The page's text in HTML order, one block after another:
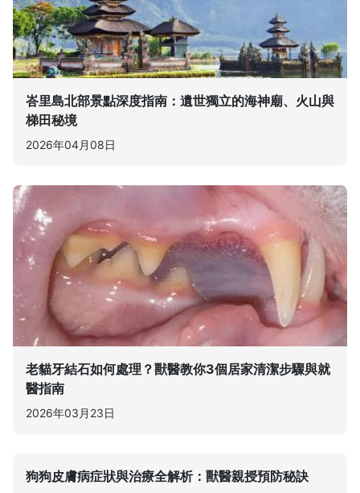
峇里島北部景點深度指南：遺世獨立的海神廟、火山與
梯田秘境
2026年04月08日
老貓牙結石如何處理？獸醫教你3個居家清潔步驟與就
醫指南
2026年03月23日
狗狗皮膚病症狀與治療全解析：獸醫親授預防秘訣